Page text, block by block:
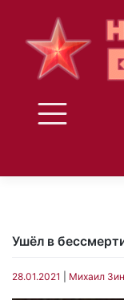
Ушёл в
28.01.2021 Михаил